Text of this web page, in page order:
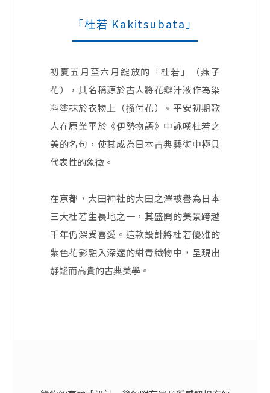
「杜若 Kakitsubata」
初夏五月至六月綻放的「杜若」（燕子
花），其名稱源於古人將花瓣汁液作為染
料塗抹於衣物上（掻付花）。平安初期歌
人在原業平於《伊勢物語》中詠嘆杜若之
美的名句，使其成為日本古典藝術中極具
代表性的象徵。
在京都，大田神社的大田之澤被譽為日本
三大杜若生長地之一，其盛開的美景跨越
千年仍深受喜愛。這款設計將杜若優雅的
紫色花影融入深邃的紺青織物中，呈現出
靜謐而高貴的古典美學。